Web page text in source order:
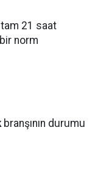
21 saat
norm
branşının durumu